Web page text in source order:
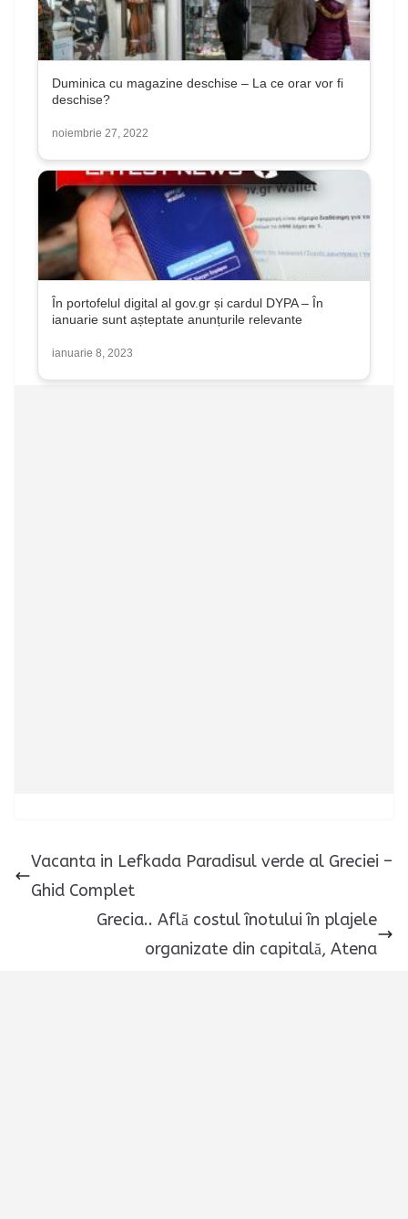
Duminica cu magazine deschise – La ce orar vor fi
deschise?
noiembrie 27, 2022
În portofelul digital al gov.gr și cardul DYPA – În
ianuarie sunt așteptate anunțurile relevante
ianuarie 8, 2023
Vacanta in Lefkada Paradisul verde al Greciei –
Ghid Complet
Grecia.. Află costul înotului în plajele
organizate din capitală, Atena